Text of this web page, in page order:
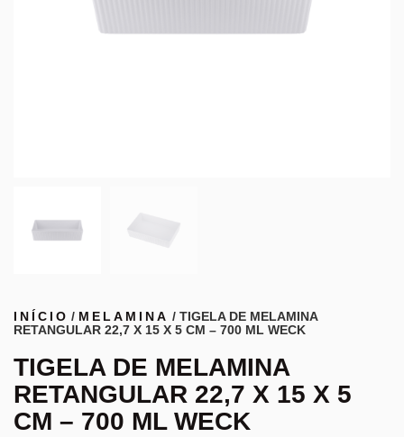
INÍCIO / MELAMINA / TIGELA DE MELAMINA
RETANGULAR 22,7 X 15 X 5 CM – 700 ML WECK
TIGELA DE MELAMINA
RETANGULAR 22,7 X 15 X 5
CM – 700 ML WECK